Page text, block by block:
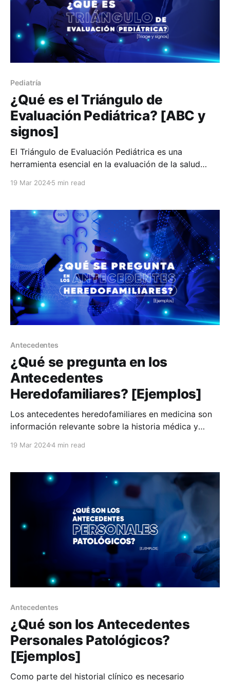
Pediatría
¿Qué es el Triángulo de
Evaluación Pediátrica? [ABC y
signos]
El Triángulo de Evaluación Pediátrica es una
herramienta esencial en la evaluación de la salud
urgencia. Se llama “triángulo” porque se basa en tres
fondo cuáles son esos elementos y cuál es la
importancia de este
19 Mar 20245 min read
Antecedentes
¿Qué se pregunta en los
Antecedentes
Heredofamiliares? [Ejemplos]
Los antecedentes heredofamiliares en medicina son
información relevante sobre la historia médica y
antecedentes incluyen cualquier condición médica o
cercanos, como padres, abuelos, hermanos, hijos,
tíos y primos. En este artículo te explicaremos más
19 Mar 20244 min read
Antecedentes
¿Qué son los Antecedentes
Personales Patológicos?
[Ejemplos]
Como parte del historial clínico es necesario